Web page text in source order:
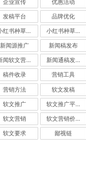
企业宣传 优惠活动
发稿平台 品牌优化
小红书种草推广 小红书种草营销
新闻源推广 新闻稿发布
新闻软文营销推广 新闻通稿发布推广
稿件收录 营销工具
营销方法 软文发稿
软文推广 软文推广平台
软文营销 软文营销价值
软文要求 鄙视链